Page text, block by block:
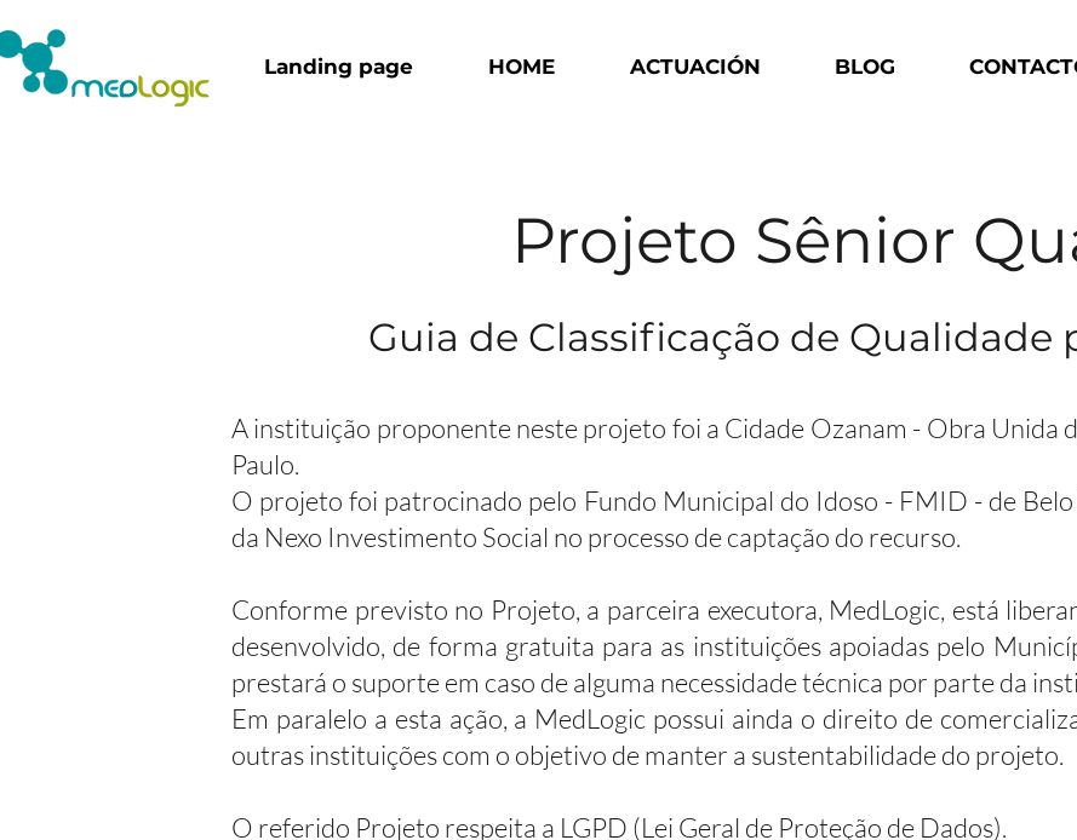
Landing page HOME ACTUACIÓN BLOG
Projeto Sênior
Guia de Classificação de Qualidade
A instituição proponente neste projeto foi a Cidade Ozanam - Obra Unida
Paulo.
O projeto foi patrocinado pelo Fundo Municipal do Idoso - FMID - de
da Nexo Investimento Social no processo de captação do recurso.
Conforme previsto no Projeto, a parceira executora, MedLogic, está
desenvolvido, de forma gratuita para as instituições apoiadas pelo
prestará o suporte em caso de alguma necessidade técnica por parte da
Em paralelo a esta ação, a MedLogic possui ainda o direito de
outras instituições com o objetivo de manter a sustentabilidade do projeto.
O referido Projeto respeita a LGPD (Lei Geral de Proteção de Dados).